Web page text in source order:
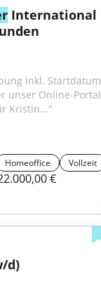
International
inkl. Startdatum
Kristin..."
Homeoffice Vollzeit
€
d)